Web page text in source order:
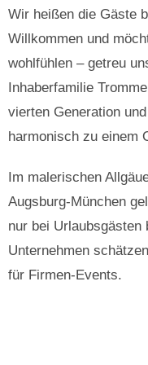
Wir heißen die Gäste
Willkommen und
wohlfühlen – getreu
Inhaberfamilie
vierten Generation
harmonisch zu einem
Im malerischen
Augsburg-München
nur bei Urlaubsgästen
Unternehmen
für Firmen-Events.